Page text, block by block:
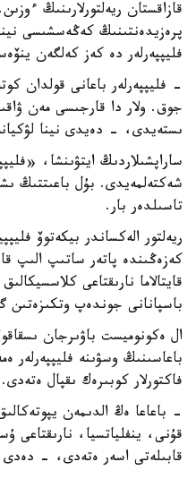
قازاقستان ريەلتورلارىنىڭ
پرەزيدەنتىنىڭ كەڭەسشىسى
فليپپەرلەر دە كەز كەلگەن
- فليپپەرلەر باعانى قولدان
جوق. ولار دا قارجىسى مەن
ىستەيدى، - دەيدى نينا
ساراپشىلاردىڭ ايتۋىنشا،
شەكتەلمەيدى. بۇل باعىتتىڭ
تاسىلدەر بار.
ريەلتور الەكساندر بيكەتوۆ
كەزەڭىندە پاتەر ساتىپ الىپ
قايتالاما نارىقتاعى
باسپانانى جوندەپ وتكىزەتىن
ال ەكونوميست باۋىرجان
باعاسىنىڭ وسۋىنە فليپپەرلەر
فاكتورلار كوبىرەك ىقپال ەتەدى.
- باعاعا ەڭ الدىمەن
قۇنى، ينفلياتسيا،
قابىلەتى اسەر ەتەدى، -